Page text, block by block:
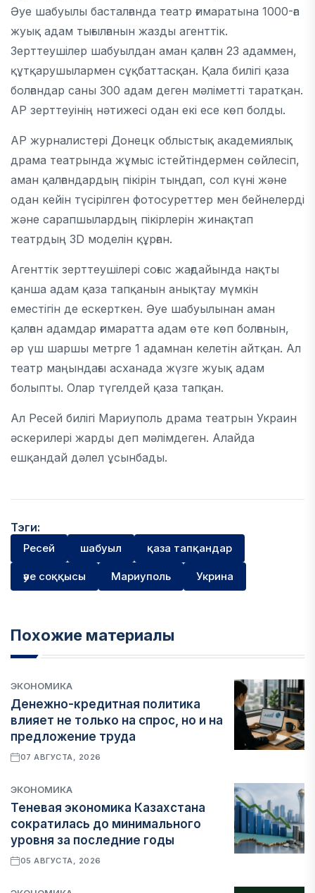
Әуе шабуылы басталғанда театр ғимаратына 1000-ға
жуық адам тығылғанын жазды агенттік.
Зерттеушілер шабуылдан аман қалған 23 адаммен,
құтқарушылармен сұқбаттасқан. Қала билігі қаза
болғандар саны 300 адам деген мәліметті таратқан.
АР зерттеуінің нәтижесі одан екі есе көп болды.
AP журналистері Донецк облыстық академиялық
драма театрында жұмыс істейтіндермен сөйлесіп,
аман қалғандардың пікірін тыңдап, сол күні және
одан кейін түсірілген фотосуреттер мен бейнелерді
және сарапшылардың пікірлерін жинақтап
театрдың 3D моделін құрған.
Агенттік зерттеушілері соғыс жағдайында нақты
қанша адам қаза тапқанын анықтау мүмкін
еместігін де ескерткен. Әуе шабуылынан аман
қалған адамдар ғимаратта адам өте көп болғанын,
әр үш шаршы метрге 1 адамнан келетін айтқан. Ал
театр маңындағы асханада жүзге жуық адам
болыпты. Олар түгелдей қаза тапқан.
Ал Ресей билігі Мариуполь драма театрын Украин
әскерилері жарды деп мәлімдеген. Алайда
ешқандай дәлел ұсынбады.
Тэги:
Ресей шабуыл қаза тапқандар
әуе соққысы Мариуполь Укрина
Похожие материалы
ЭКОНОМИКА
Денежно-кредитная политика
влияет не только на спрос, но и на
предложение труда
07 АВГУСТА, 2026
ЭКОНОМИКА
Теневая экономика Казахстана
сократилась до минимального
уровня за последние годы
05 АВГУСТА, 2026